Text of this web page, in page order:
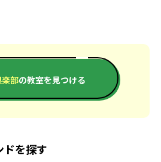
部の教室を見つける
ドを探す